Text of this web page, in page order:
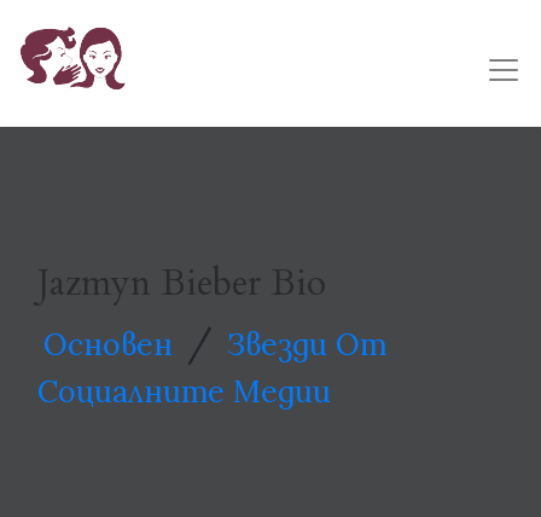
Jazmyn Bieber Bio
Основен / Звезди От
Социалните Медии